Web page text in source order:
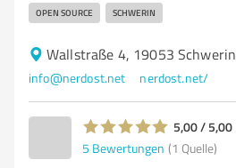
OPEN SOURCE SCHWERIN
Wallstraße 4, 19053 Schwerin
info@nerdost.net nerdost.net/
5,00 / 5,00
5 Bewertungen (1 Quelle)